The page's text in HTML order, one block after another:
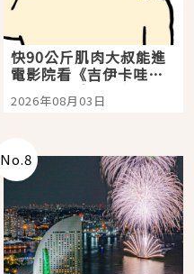
快90公斤肌肉大叔能進
電影院看《吉伊卡哇》
嗎？日本重金屬樂團
「打首」會長與nagano
2026年08月03日
No.8